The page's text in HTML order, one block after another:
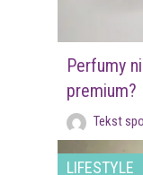
Perfumy
premium?
Tekst
LIFESTYLE